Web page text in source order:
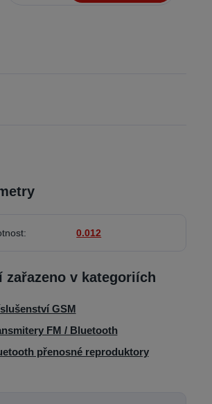
0.012
zařazeno v kategoriích
GSM
FM / Bluetooth
přenosné reproduktory